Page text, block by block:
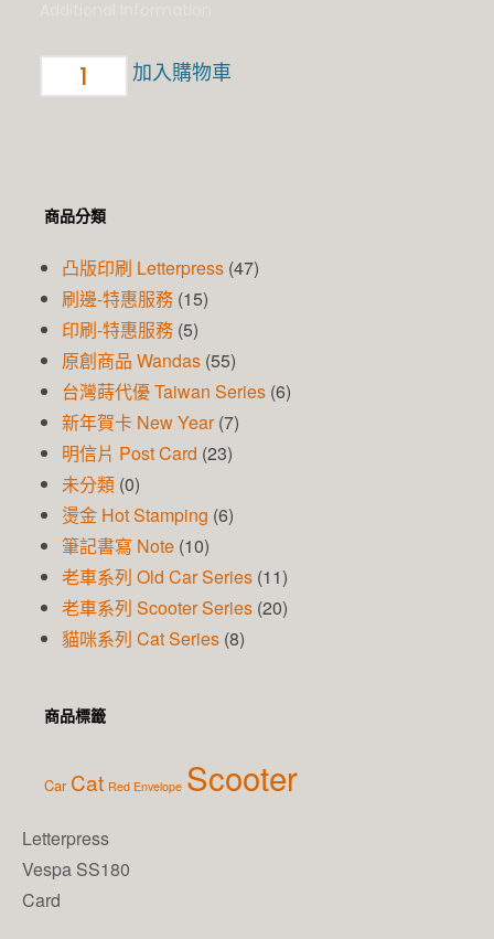
加入購物車
商品分類
凸版印刷 Letterpress (47)
刷邊-特惠服務 (15)
印刷-特惠服務 (5)
原創商品 Wandas (55)
台灣蒔代優 Taiwan Series (6)
新年賀卡 New Year (7)
明信片 Post Card (23)
未分類 (0)
燙金 Hot Stamping (6)
筆記書寫 Note (10)
老車系列 Old Car Series (11)
老車系列 Scooter Series (20)
貓咪系列 Cat Series (8)
商品標籤
Car Cat Red Envelope Scooter
Letterpress
Vespa SS180
Card